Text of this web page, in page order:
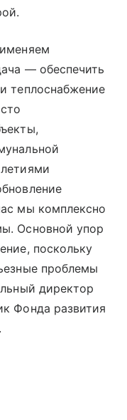
— обеспечить
теплоснабжение
мы комплексно
Основной упор
поскольку
проблемы
директор
Фонда развития